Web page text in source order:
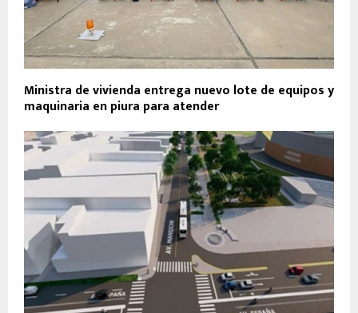
Ministra de vivienda entrega nuevo lote de equipos y
maquinaria en piura para atender